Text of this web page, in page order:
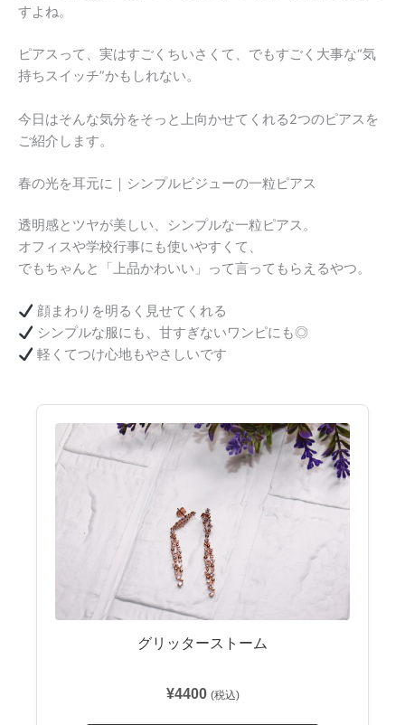
すよね。
ピアスって、実はすごくちいさくて、でもすごく大事な“気
持ちスイッチ”かもしれない。
今日はそんな気分をそっと上向かせてくれる2つのピアスを
ご紹介します。
春の光を耳元に｜シンプルビジューの一粒ピアス
透明感とツヤが美しい、シンプルな一粒ピアス。
オフィスや学校行事にも使いやすくて、
でもちゃんと「上品かわいい」って言ってもらえるやつ。
顔まわりを明るく見せてくれる
シンプルな服にも、甘すぎないワンピにも◎
軽くてつけ心地もやさしいです
グリッターストーム
¥4400 (税込)